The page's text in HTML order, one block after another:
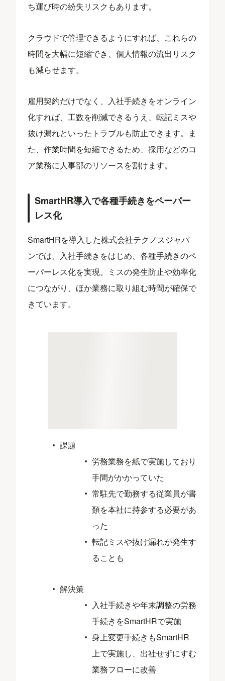
ち運び時の紛失リスクもあります。
クラウドで管理できるようにすれば、これらの
時間を大幅に短縮でき、個人情報の流出リスク
も減らせます。
雇用契約だけでなく、入社手続きをオンライン
化すれば、工数を削減できるうえ、転記ミスや
抜け漏れといったトラブルも防止できます。ま
た、作業時間を短縮できるため、採用などのコ
ア業務に人事部のリソースを割けます。
SmartHR導入で各種手続きをペーパー
レス化
SmartHRを導入した株式会社テクノスジャパ
ンでは、入社手続きをはじめ、各種手続きのペ
ーパーレス化を実現。ミスの発生防止や効率化
につながり、ほか業務に取り組む時間が確保で
きています。
課題
労務業務を紙で実施しており
手間がかかっていた
常駐先で勤務する従業員が書
類を本社に持参する必要があ
った
転記ミスや抜け漏れが発生す
ることも
解決策
入社手続きや年末調整の労務
手続きをSmartHRで実施
身上変更手続きもSmartHR
上で実施し、出社せずにすむ
業務フローに改善​